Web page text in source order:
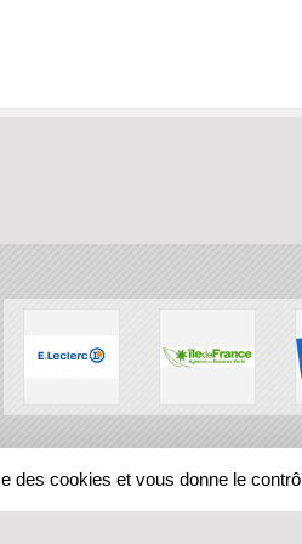
des cookies et vous donne le